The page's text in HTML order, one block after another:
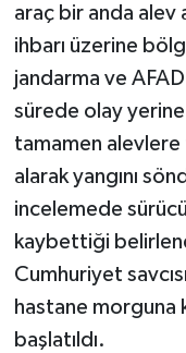
araç bir anda alev
ihbarı üzerine
jandarma ve
sürede olay
tamamen alevlere
alarak yangını
incelemede
kaybettiği
Cumhuriyet
hastane morguna
başlatıldı.